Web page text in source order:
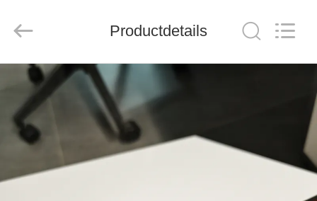
HUIS
PRODUCTEN
OVER
ONS
Co.,
Reserved.
Productdetails